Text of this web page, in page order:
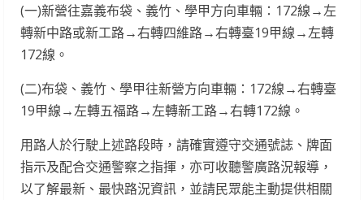
(一)新營往嘉義布袋、義竹、學甲方向車輛：172線→左
轉新中路或新工路→右轉四維路→右轉臺19甲線→左轉
172線。
(二)布袋、義竹、學甲往新營方向車輛：172線→右轉臺
19甲線→左轉五福路→左轉新工路→右轉172線。
用路人於行駛上述路段時，請確實遵守交通號誌、牌面
指示及配合交通警察之指揮，亦可收聽警廣路況報導，
以了解最新、最快路況資訊，並請民眾能主動提供相關